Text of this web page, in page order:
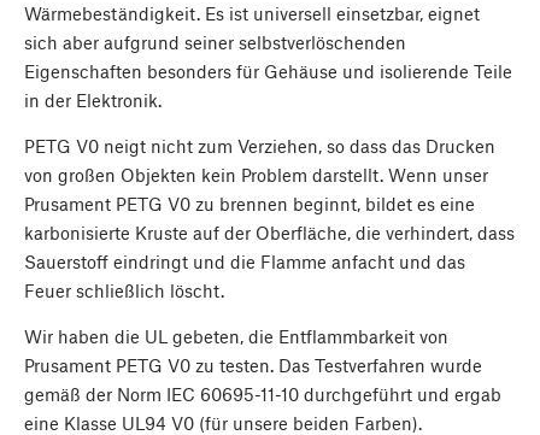
Wärmebeständigkeit. Es ist universell einsetzbar, eignet
sich aber aufgrund seiner selbstverlöschenden
Eigenschaften besonders für Gehäuse und isolierende Teile
in der Elektronik.
PETG V0 neigt nicht zum Verziehen, so dass das Drucken
von großen Objekten kein Problem darstellt. Wenn unser
Prusament PETG V0 zu brennen beginnt, bildet es eine
karbonisierte Kruste auf der Oberfläche, die verhindert, dass
Sauerstoff eindringt und die Flamme anfacht und das
Feuer schließlich löscht.
Wir haben die UL gebeten, die Entflammbarkeit von
Prusament PETG V0 zu testen. Das Testverfahren wurde
gemäß der Norm IEC 60695-11-10 durchgeführt und ergab
eine Klasse UL94 V0 (für unsere beiden Farben).